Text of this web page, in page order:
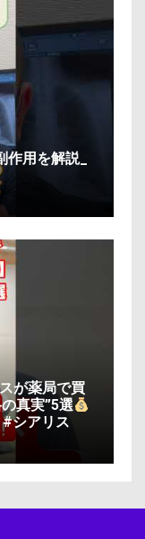
用を解説_
が薬局で買
真実”5選
シアリス